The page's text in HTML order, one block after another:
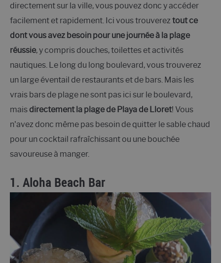
directement sur la ville, vous pouvez donc y accéder
facilement et rapidement. Ici vous trouverez tout ce
dont vous avez besoin pour une journée à la plage
réussie, y compris douches, toilettes et activités
nautiques. Le long du long boulevard, vous trouverez
un large éventail de restaurants et de bars. Mais les
vrais bars de plage ne sont pas ici sur le boulevard,
mais directement la plage de Playa de Lloret! Vous
n'avez donc même pas besoin de quitter le sable chaud
pour un cocktail rafraîchissant ou une bouchée
savoureuse à manger.
1. Aloha Beach Bar